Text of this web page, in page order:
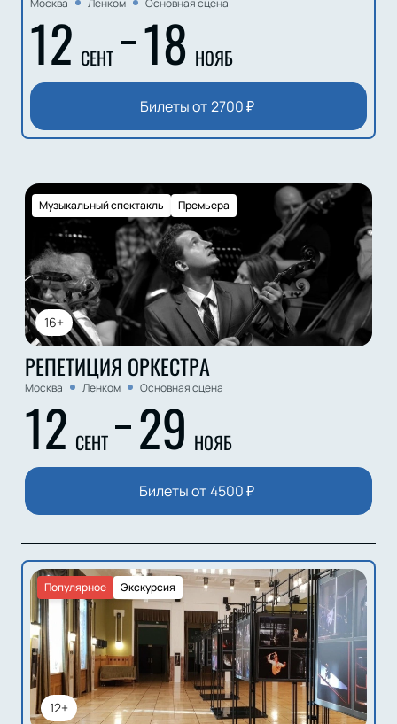
12 СЕНТ 18 НОЯБ
Билеты от 2700₽
16+
Музыкальный спектакль Премьера
РЕПЕТИЦИЯ ОРКЕСТРА
Москва Ленком Основная сцена
12 СЕНТ 29 НОЯБ
Билеты от4500₽
12+
Экскурсия
Популярное